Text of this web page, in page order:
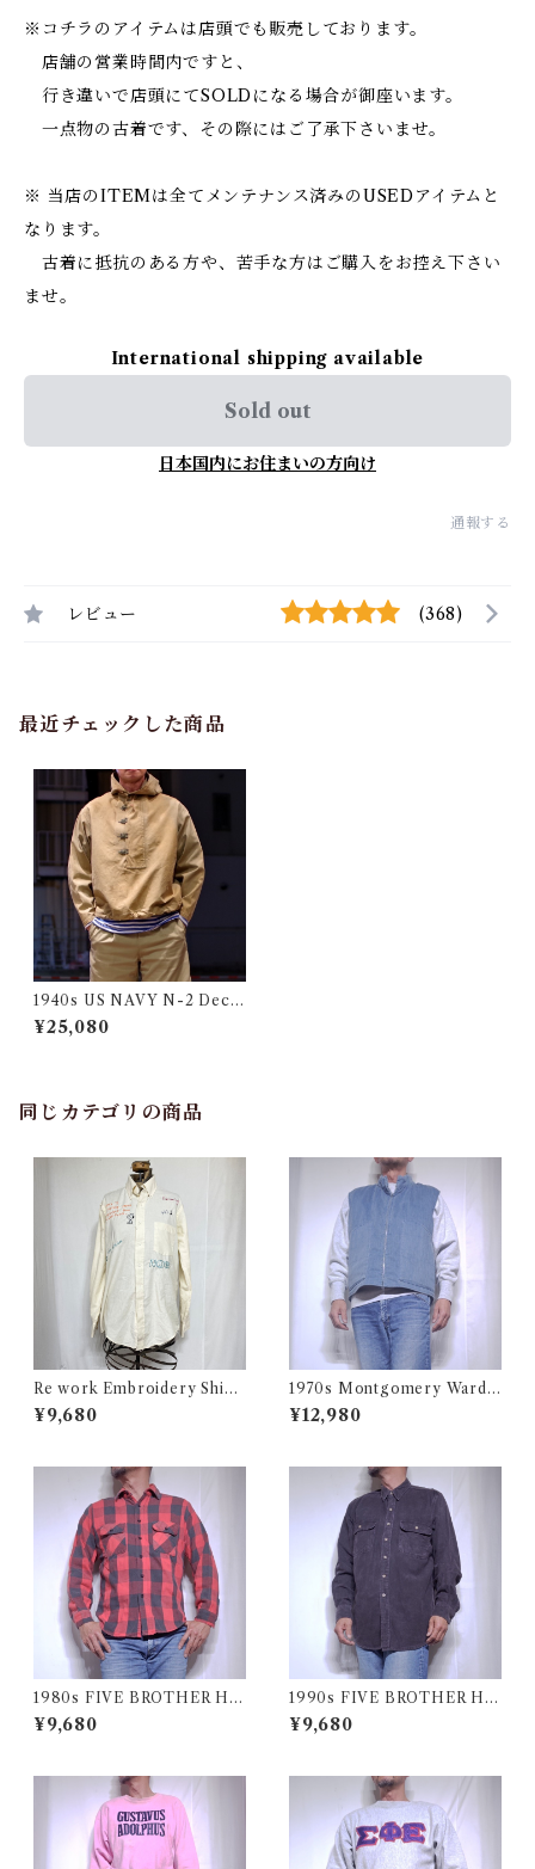
※コチラのアイテムは店頭でも販売しております。
店舗の営業時間内ですと、
行き違いで店頭にてSOLDになる場合が御座います。
一点物の古着です、その際にはご了承下さいませ。
※ 当店のITEMは全てメンテナンス済みのUSEDアイテムと
なります。
古着に抵抗のある方や、苦手な方はご購入をお控え下さい
ませ。
International shipping available
Sold out
日本国内にお住まいの方向け
通報する
レビュー (368)
最近チェックした商品
1940s US NAVY N-2 Deck
Rain Parka with Hook / US
N デッキ レイン パーカー 初
¥25,080
同じカテゴリの商品
Re work Embroidery Shirt
/ リワーク ハンド刺繍入り シ
ャツ 古着
¥9,680
1970s Montgomery Ward
PUT TOGETHERS Nylon S
ki Vest / 70年代 モンゴメリー
¥12,980
1980s FIVE BROTHER He
avy Flannel Shirt / ブロック
チェック バッファロー ヘビー
¥9,680
1990s FIVE BROTHER He
avy Flannel Shirt CHAMOI
S CLOTH Black USA / ファ
¥9,680